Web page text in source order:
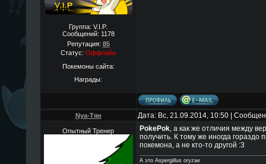
Группа: V.I.P.
Сообщений: 1178
Репутация: 85
Статус: Оффлайн
Покемоны сайта:
Награды:
Nya-Тян Дата: Вс, 21.09.2014, 10:50 |
Опытный Тренер PokePok, а как же отличия между
получить. К тому же иногда гораздо
покемона, а не кто-то другой :3
А это Aspergillus oryzae